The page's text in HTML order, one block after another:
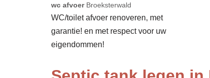
wc afvoer Broeksterwald
WC/toilet afvoer renoveren, met
garantie! en met respect voor uw
eigendommen!